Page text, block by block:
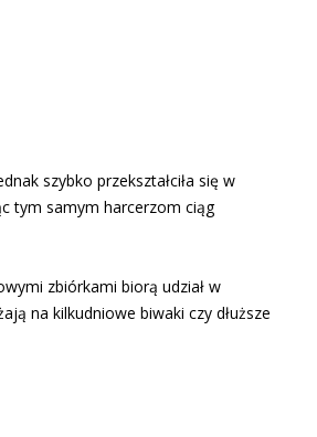
szybko przekształciła się w
tym samym harcerzom ciąg
zbiórkami biorą udział w
na kilkudniowe biwaki czy dłuższe